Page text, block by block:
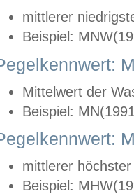
mittlerer
Beispiel:
Mittelwert der
Beispiel:
mittlerer
Beispiel: